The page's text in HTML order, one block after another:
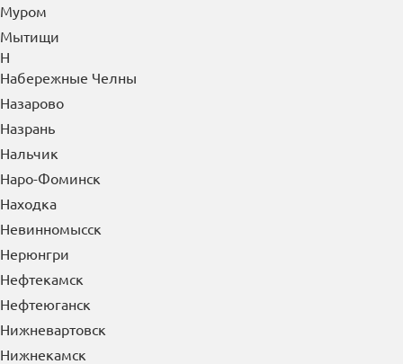
Муром
Мытищи
Н
Набережные Челны
Назарово
Назрань
Нальчик
Наро-Фоминск
Находка
Невинномысск
Нерюнгри
Нефтекамск
Нефтеюганск
Нижневартовск
Нижнекамск